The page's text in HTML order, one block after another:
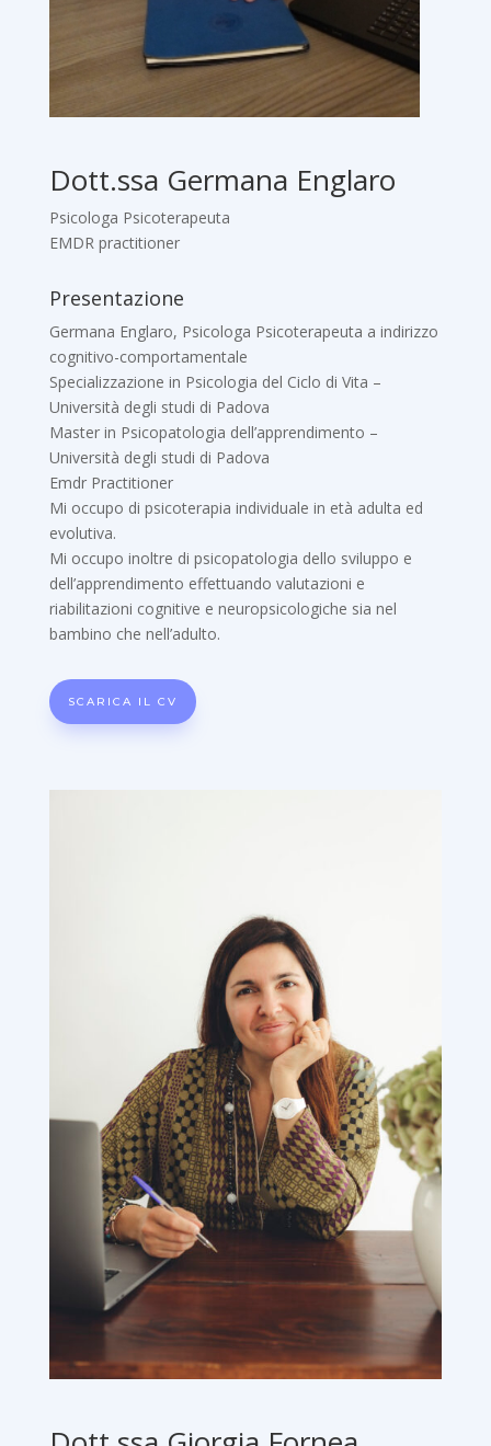
Dott.ssa Germana Englaro
Psicologa Psicoterapeuta
EMDR practitioner
Presentazione
Germana Englaro, Psicologa Psicoterapeuta a indirizzo
cognitivo-comportamentale
Specializzazione in Psicologia del Ciclo di Vita –
Università degli studi di Padova
Master in Psicopatologia dell’apprendimento –
Università degli studi di Padova
Emdr Practitioner
Mi occupo di psicoterapia individuale in età adulta ed
evolutiva.
Mi occupo inoltre di psicopatologia dello sviluppo e
dell’apprendimento effettuando valutazioni e
riabilitazioni cognitive e neuropsicologiche sia nel
bambino che nell’adulto.
SCARICA IL CV